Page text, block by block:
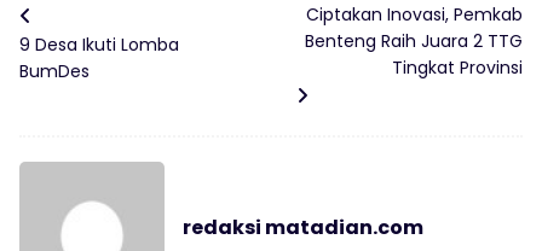
9 Desa Ikuti Lomba
BumDes
Ciptakan Inovasi, Pemkab
Benteng Raih Juara 2 TTG
Tingkat Provinsi
redaksi matadian.com